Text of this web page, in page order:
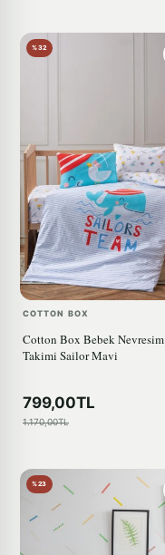
%32
COTTON BOX
Cotton Box Bebek Nevresim
Takimi Sailor Mavi
799,00TL
1.170,00TL
%23